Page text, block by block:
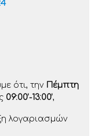
ότι, την Πέμπτη
09:00’-13:00’,
λογαριασμών